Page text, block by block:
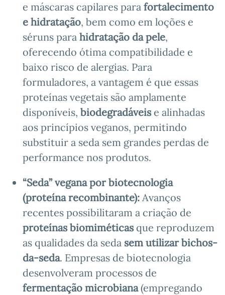
e máscaras capilares para fortalecimento
e hidratação, bem como em loções e
séruns para hidratação da pele,
oferecendo ótima compatibilidade e
baixo risco de alergias. Para
formuladores, a vantagem é que essas
proteínas vegetais são amplamente
disponíveis, biodegradáveise alinhadas
aos princípios veganos, permitindo
substituir a seda sem grandes perdas de
performance nos produtos.
“Seda” vegana por biotecnologia
(proteína recombinante): Avanços
recentes possibilitaram a criação de
proteínas biomiméticasque reproduzem
as qualidades da seda sem utilizar bichos-
da-seda. Empresas de biotecnologia
desenvolveram processos de
fermentação microbiana(empregando